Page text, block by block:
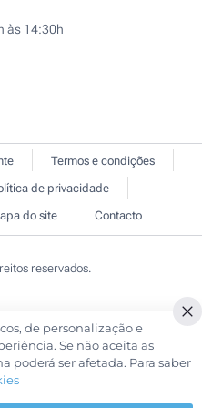
às 14:30h
Termos e condições
de privacidade
do site Contacto
reservados.
de personalização e
Se não aceita as
poderá ser afetada. Para saber